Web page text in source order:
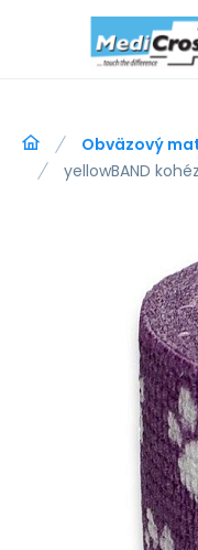
Obväzový
yellowBAND